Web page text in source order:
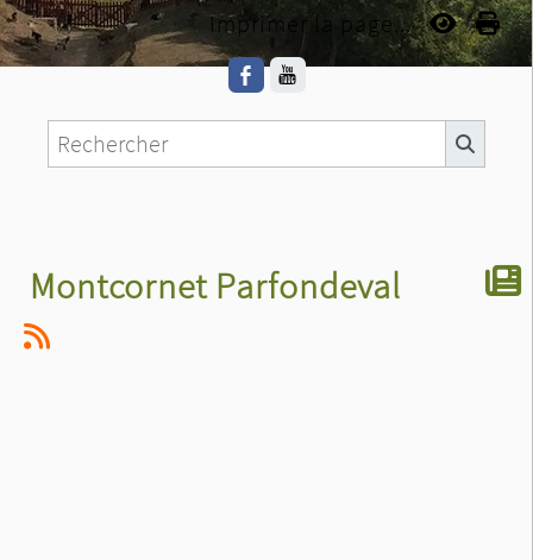
Imprimer la page...
Montcornet Parfondeval